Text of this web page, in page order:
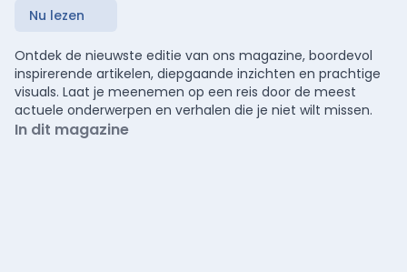
Nu lezen
Ontdek de nieuwste editie van ons magazine, boordevol
inspirerende artikelen, diepgaande inzichten en prachtige
visuals. Laat je meenemen op een reis door de meest
actuele onderwerpen en verhalen die je niet wilt missen.
In dit magazine